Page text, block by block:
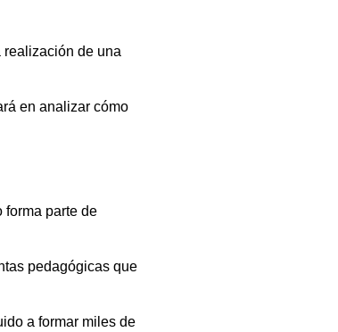
realización de una
en analizar cómo
forma parte de
pedagógicas que
a formar miles de